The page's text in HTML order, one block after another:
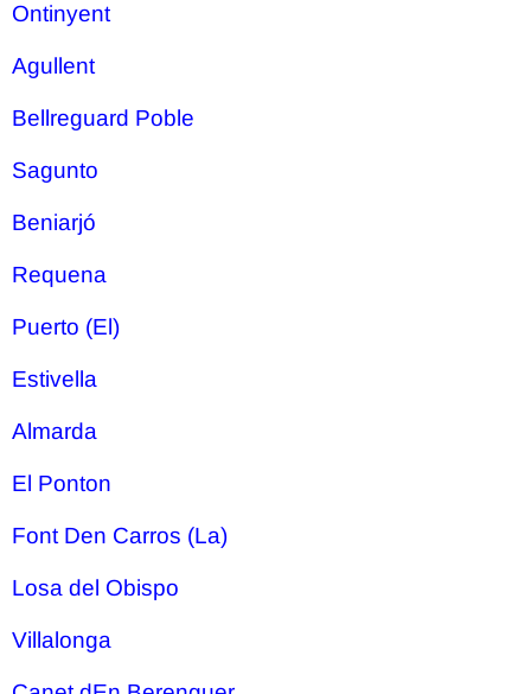
Ontinyent
Agullent
Bellreguard Poble
Sagunto
Beniarjó
Requena
Puerto (El)
Estivella
Almarda
El Ponton
Font Den Carros (La)
Losa del Obispo
Villalonga